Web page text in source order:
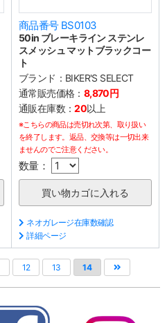
商品番号 BS0103
50in ブレーキライン ステンレ
スメッシュ マットブラックコー
ト
ブランド： BIKER'S SELECT
通常販売価格： 8,870円
通販在庫数：20以上
※こちらの商品は売切れ次第、取り扱い
を終了します。返品、交換等は一切出来
ませんのでご注意ください。
数量：
ネオガレージ在庫数確認
詳細ページ
12 13 14